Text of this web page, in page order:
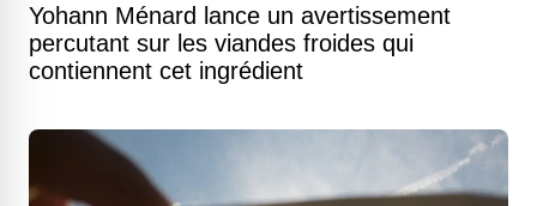
Yohann Ménard lance un avertissement
percutant sur les viandes froides qui
contiennent cet ingrédient